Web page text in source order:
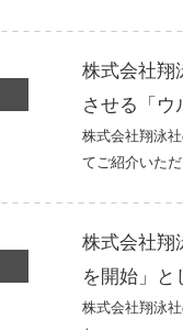
株式会社翔
させる「ウ
株式会社翔泳
てご紹介いた
株式会社翔
を開始」と
株式会社翔泳